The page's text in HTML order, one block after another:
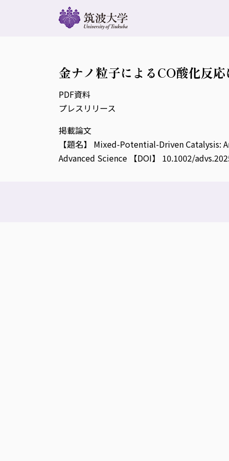
金ナノ粒子によるCO酸化反
PDF資料
プレスリリース
掲載論文
【題名】 Mixed-Potential-Driven Catalysis:
Advanced Science 【DOI】 10.1002/